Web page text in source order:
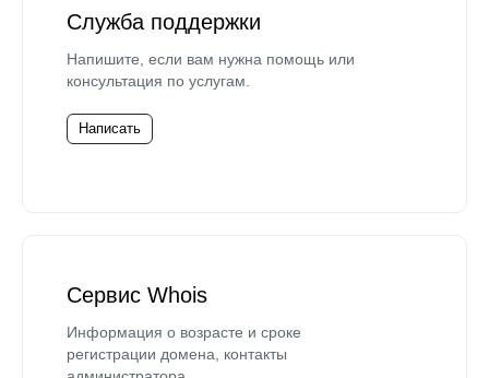
Служба поддержки
Напишите, если вам нужна помощь или
консультация по услугам.
Написать
Сервис Whois
Информация о возрасте и сроке
регистрации домена, контакты